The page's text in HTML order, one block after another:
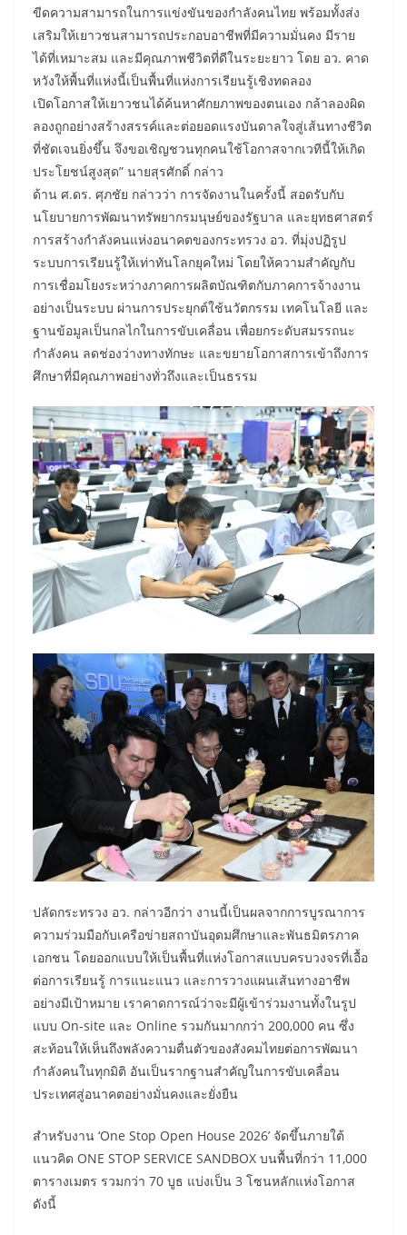
ขีดความสามารถในการแข่งขันของกำลังคนไทย พร้อมทั้งส่ง
เสริมให้เยาวชนสามารถประกอบอาชีพที่มีความมั่นคง มีราย
ได้ที่เหมาะสม และมีคุณภาพชีวิตที่ดีในระยะยาว โดย อว. คาด
หวังให้พื้นที่แห่งนี้เป็นพื้นที่แห่งการเรียนรู้เชิงทดลอง
เปิดโอกาสให้เยาวชนได้ค้นหาศักยภาพของตนเอง กล้าลองผิด
ลองถูกอย่างสร้างสรรค์และต่อยอดแรงบันดาลใจสู่เส้นทางชีวิต
ที่ชัดเจนยิ่งขึ้น จึงขอเชิญชวนทุกคนใช้โอกาสจากเวทีนี้ให้เกิด
ประโยชน์สูงสุด” นายสุรศักดิ์ กล่าว
​ด้าน ศ.ดร. ศุภชัย กล่าวว่า การจัดงานในครั้งนี้ สอดรับกับ
นโยบายการพัฒนาทรัพยากรมนุษย์ของรัฐบาล และยุทธศาสตร์
การสร้างกำลังคนแห่งอนาคตของกระทรวง อว. ที่มุ่งปฏิรูป
ระบบการเรียนรู้ให้เท่าทันโลกยุคใหม่ โดยให้ความสำคัญกับ
การเชื่อมโยงระหว่างภาคการผลิตบัณฑิตกับภาคการจ้างงาน
อย่างเป็นระบบ ผ่านการประยุกต์ใช้นวัตกรรม เทคโนโลยี และ
ฐานข้อมูลเป็นกลไกในการขับเคลื่อน เพื่อยกระดับสมรรถนะ
กำลังคน ลดช่องว่างทางทักษะ และขยายโอกาสการเข้าถึงการ
ศึกษาที่มีคุณภาพอย่างทั่วถึงและเป็นธรรม
​ปลัดกระทรวง อว. กล่าวอีกว่า งานนี้เป็นผลจากการบูรณาการ
ความร่วมมือกับเครือข่ายสถาบันอุดมศึกษาและพันธมิตรภาค
เอกชน โดยออกแบบให้เป็นพื้นที่แห่งโอกาสแบบครบวงจรที่เอื้อ
ต่อการเรียนรู้ การแนะแนว และการวางแผนเส้นทางอาชีพ
อย่างมีเป้าหมาย เราคาดการณ์ว่าจะมีผู้เข้าร่วมงานทั้งในรูป
แบบ On-site และ Online รวมกันมากกว่า 200,000 คน ซึ่ง
สะท้อนให้เห็นถึงพลังความตื่นตัวของสังคมไทยต่อการพัฒนา
กำลังคนในทุกมิติ อันเป็นรากฐานสำคัญในการขับเคลื่อน
ประเทศสู่อนาคตอย่างมั่นคงและยั่งยืน
​สำหรับงาน ‘One Stop Open House 2026’ จัดขึ้นภายใต้
แนวคิด ONE STOP SERVICE SANDBOX บนพื้นที่กว่า 11,000
ตารางเมตร รวมกว่า 70 บูธ แบ่งเป็น 3 โซนหลักแห่งโอกาส
ดังนี้